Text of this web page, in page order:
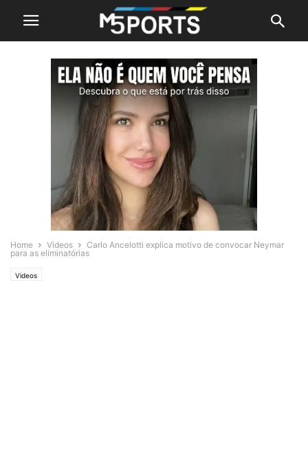
Home Videos
Carlo Ancelotti explica motivo de convocar Neymar
para as eliminatórias
Videos